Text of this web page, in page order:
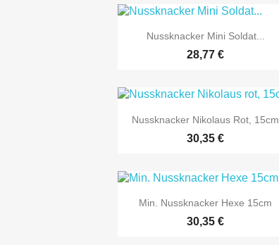
 Vorschau
Nussknacker Mini Soldat...
28,77 €
 Vorschau
Nussknacker Nikolaus Rot, 15cm
30,35 €
 Vorschau
Min. Nussknacker Hexe 15cm
30,35 €